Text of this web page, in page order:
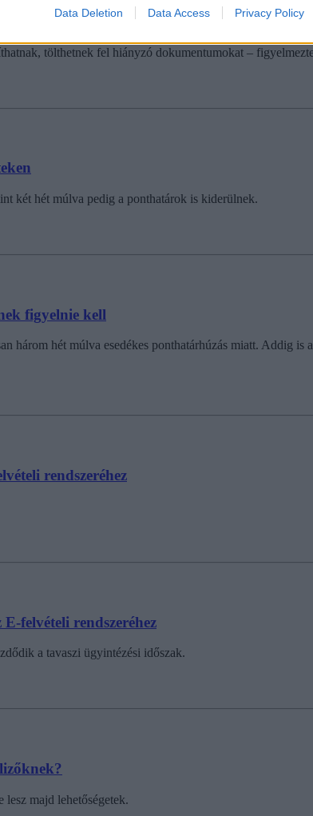
Data Deletion Data Access Privacy Policy
tölthetnek fel hiányzó dokumentumokat –
két hét múlva pedig a ponthatárok is kiderülnek.
figyelnie kell
három hét múlva esedékes ponthatárhúzás miatt. Addig
rendszeréhez
felvételi rendszeréhez
a tavaszi ügyintézési időszak.
majd lehetőségetek.